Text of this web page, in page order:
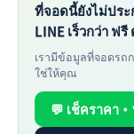
ที่จอดนี้ยังไม่ประ
LINE เร็วกว่า ฟ
เรามีข้อมูลที่จอดรถ
ใช่ให้คุณ
💬 เช็คราคา